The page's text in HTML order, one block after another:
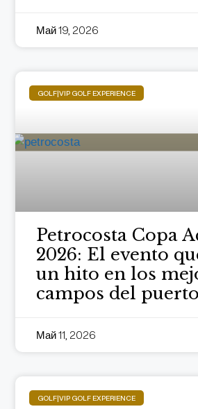
Май 19, 2026
GOLF|VIP GOLF EXPERIENCE
Petrocosta Copa
2026: El evento
un hito en los
campos del puerto
Май 11, 2026
GOLF|VIP GOLF EXPERIENCE